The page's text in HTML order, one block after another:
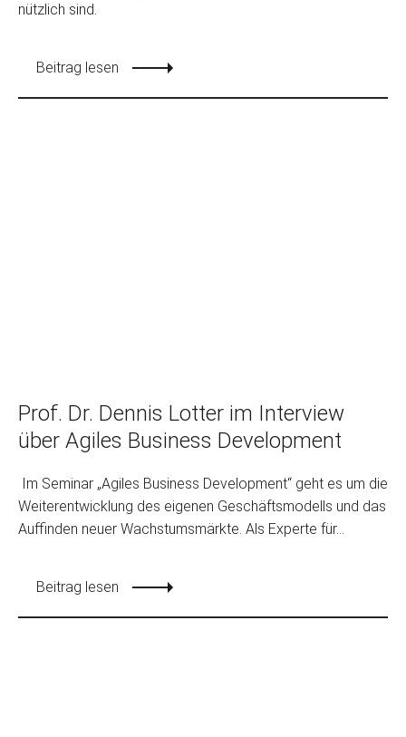
nützlich sind.
Beitrag lesen
Prof. Dr. Dennis Lotter im Interview
über Agiles Business Development
Im Seminar „Agiles Business Development“ geht es um die
Weiterentwicklung des eigenen Geschäftsmodells und das
Auffinden neuer Wachstumsmärkte. Als Experte für...
Beitrag lesen